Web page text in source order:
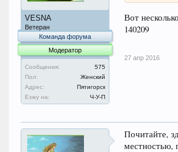
VESNA
Ветеран
Команда форума
Модератор
Сообщения:
575
Пол:
Женский
Адрес:
Пятигорск
Езжу на:
Ч-У-П
Вот
140209
27 апр 2016
Почитайте,
местностью,